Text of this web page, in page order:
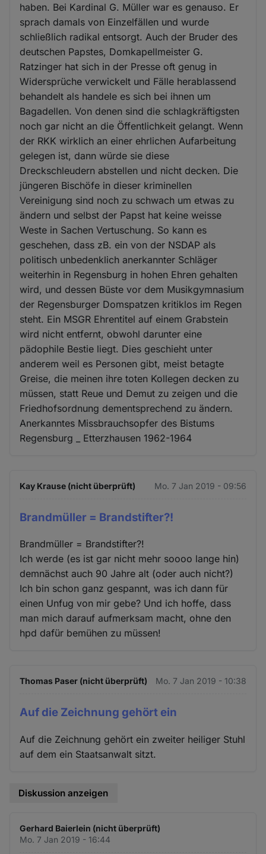
haben. Bei Kardinal G. Müller war es genauso. Er
sprach damals von Einzelfällen und wurde
schließlich radikal entsorgt. Auch der Bruder des
deutschen Papstes, Domkapellmeister G.
Ratzinger hat sich in der Presse oft genug in
Widersprüche verwickelt und Fälle herablassend
behandelt als handele es sich bei ihnen um
Bagadellen. Von denen sind die schlagkräftigsten
noch gar nicht an die Öffentlichkeit gelangt. Wenn
der RKK wirklich an einer ehrlichen Aufarbeitung
gelegen ist, dann würde sie diese
Dreckschleudern abstellen und nicht decken. Die
jüngeren Bischöfe in dieser kriminellen
Vereinigung sind noch zu schwach um etwas zu
ändern und selbst der Papst hat keine weisse
Weste in Sachen Vertuschung. So kann es
geschehen, dass zB. ein von der NSDAP als
politisch unbedenklich anerkannter Schläger
weiterhin in Regensburg in hohen Ehren gehalten
wird, und dessen Büste vor dem Musikgymnasium
der Regensburger Domspatzen kritiklos im Regen
steht. Ein MSGR Ehrentitel auf einem Grabstein
wird nicht entfernt, obwohl darunter eine
pädophile Bestie liegt. Dies geschieht unter
anderem weil es Personen gibt, meist betagte
Greise, die meinen ihre toten Kollegen decken zu
müssen, statt Reue und Demut zu zeigen und die
Friedhofsordnung dementsprechend zu ändern.
Anerkanntes Missbrauchsopfer des Bistums
Regensburg _ Etterzhausen 1962-1964
Kay Krause (nicht überprüft) Mo. 7 Jan 2019 - 09:56
Brandmüller = Brandstifter?!
Brandmüller = Brandstifter?!
Ich werde (es ist gar nicht mehr soooo lange hin)
demnächst auch 90 Jahre alt (oder auch nicht?)
Ich bin schon ganz gespannt, was ich dann für
einen Unfug von mir gebe? Und ich hoffe, dass
man mich darauf aufmerksam macht, ohne den
hpd dafür bemühen zu müssen!
Thomas Paser (nicht überprüft) Mo. 7 Jan 2019 - 10:38
Auf die Zeichnung gehört ein
Auf die Zeichnung gehört ein zweiter heiliger Stuhl
auf dem ein Staatsanwalt sitzt.
Diskussion anzeigen
Gerhard Baierlein (nicht überprüft)
Mo. 7 Jan 2019 - 16:44